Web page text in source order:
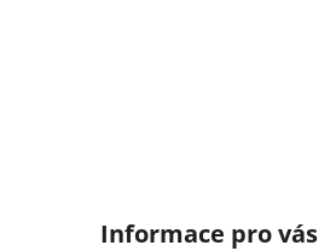
Informace pro vás